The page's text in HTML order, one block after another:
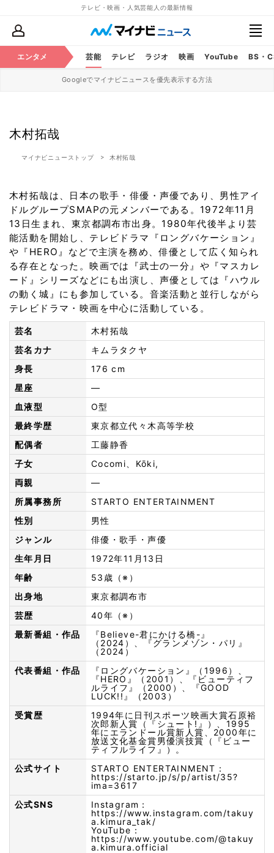
テレビ・映画・人気芸能人の最新情報
エンタメ 芸能 テレビ ラジオ 映画 YouTube BS・
Googleでマイナビニュースを優先表示する方法
木村拓哉
マイナビニューストップ 木村拓哉
木村拓哉は、日本の歌手・俳優・声優であり、男性アイ
ドルグループSMAPの元メンバーである。1972年11月
13日生まれ、東京都調布市出身。1980年代後半より芸
能活動を開始し、テレビドラマ『ロングバケーション』
や『HERO』などで主演を務め、俳優として広く知られ
る存在となった。映画では『武士の一分』や『マスカレ
ード』シリーズなどにも出演し、声優としては『ハウル
の動く城』にも参加している。音楽活動と並行しながら
テレビドラマ・映画を中心に活動している。
芸名
木村拓哉
芸名カナ
キムラタクヤ
身長
176 cm
星座
—
血液型
O型
最終学歴
東京都立代々木高等学校
配偶者
工藤静香
子女
Cocomi、Kōki,
両親
—
所属事務所
STARTO ENTERTAINMENT
性別
男性
ジャンル
俳優・歌手・声優
生年月日
1972年11月13日
年齢
53歳（※）
出身地
東京都調布市
芸歴
40年（※）
最新番組・作品
『Believe-君にかける橋-』
（2024）、『グランメゾン・パリ』
（2024）
代表番組・作品
『ロングバケーション』（1996）、
『HERO』（2001）、『ビューティフ
ルライフ』（2000）、『GOOD
LUCK!!』（2003）
受賞歴
1994年に日刊スポーツ映画大賞石原裕
次郎新人賞（『シュート!』）、1995
年にエランドール賞新人賞、2000年に
放送文化基金賞男優演技賞（『ビュー
ティフルライフ』）。
公式サイト
STARTO ENTERTAINMENT：
https://starto.jp/s/p/artist/35?
ima=3617
公式SNS
Instagram：
https://www.instagram.com/takuy
a.kimura_tak/
YouTube：
https://www.youtube.com/@takuy
a.kimura.official